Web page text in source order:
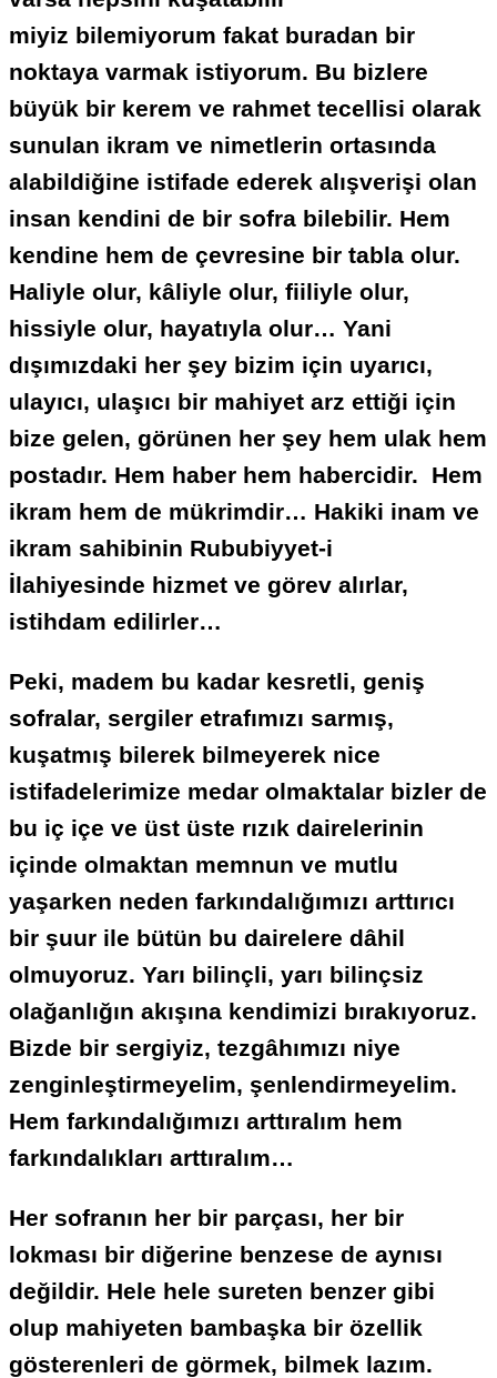
miyiz bilemiyorum fakat buradan bir
noktaya varmak istiyorum. Bu bizlere
büyük bir kerem ve rahmet tecellisi olarak
sunulan ikram ve nimetlerin ortasında
alabildiğine istifade ederek alışverişi olan
insan kendini de bir sofra bilebilir. Hem
kendine hem de çevresine bir tabla olur.
Haliyle olur, kâliyle olur, fiiliyle olur,
hissiyle olur, hayatıyla olur… Yani
dışımızdaki her şey bizim için uyarıcı,
ulayıcı, ulaşıcı bir mahiyet arz ettiği için
bize gelen, görünen her şey hem ulak hem
postadır. Hem haber hem habercidir. Hem
ikram hem de mükrimdir… Hakiki inam ve
ikram sahibinin Rububiyyet-i
İlahiyesinde hizmet ve görev alırlar,
istihdam edilirler…
Peki, madem bu kadar kesretli, geniş
sofralar, sergiler etrafımızı sarmış,
kuşatmış bilerek bilmeyerek nice
istifadelerimize medar olmaktalar bizler de
bu iç içe ve üst üste rızık dairelerinin
içinde olmaktan memnun ve mutlu
yaşarken neden farkındalığımızı arttırıcı
bir şuur ile bütün bu dairelere dâhil
olmuyoruz. Yarı bilinçli, yarı bilinçsiz
olağanlığın akışına kendimizi bırakıyoruz.
Bizde bir sergiyiz, tezgâhımızı niye
zenginleştirmeyelim, şenlendirmeyelim.
Hem farkındalığımızı arttıralım hem
farkındalıkları arttıralım…
Her sofranın her bir parçası, her bir
lokması bir diğerine benzese de aynısı
değildir. Hele hele sureten benzer gibi
olup mahiyeten bambaşka bir özellik
gösterenleri de görmek, bilmek lazım.